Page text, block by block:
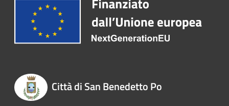
Città di San Benedetto Po